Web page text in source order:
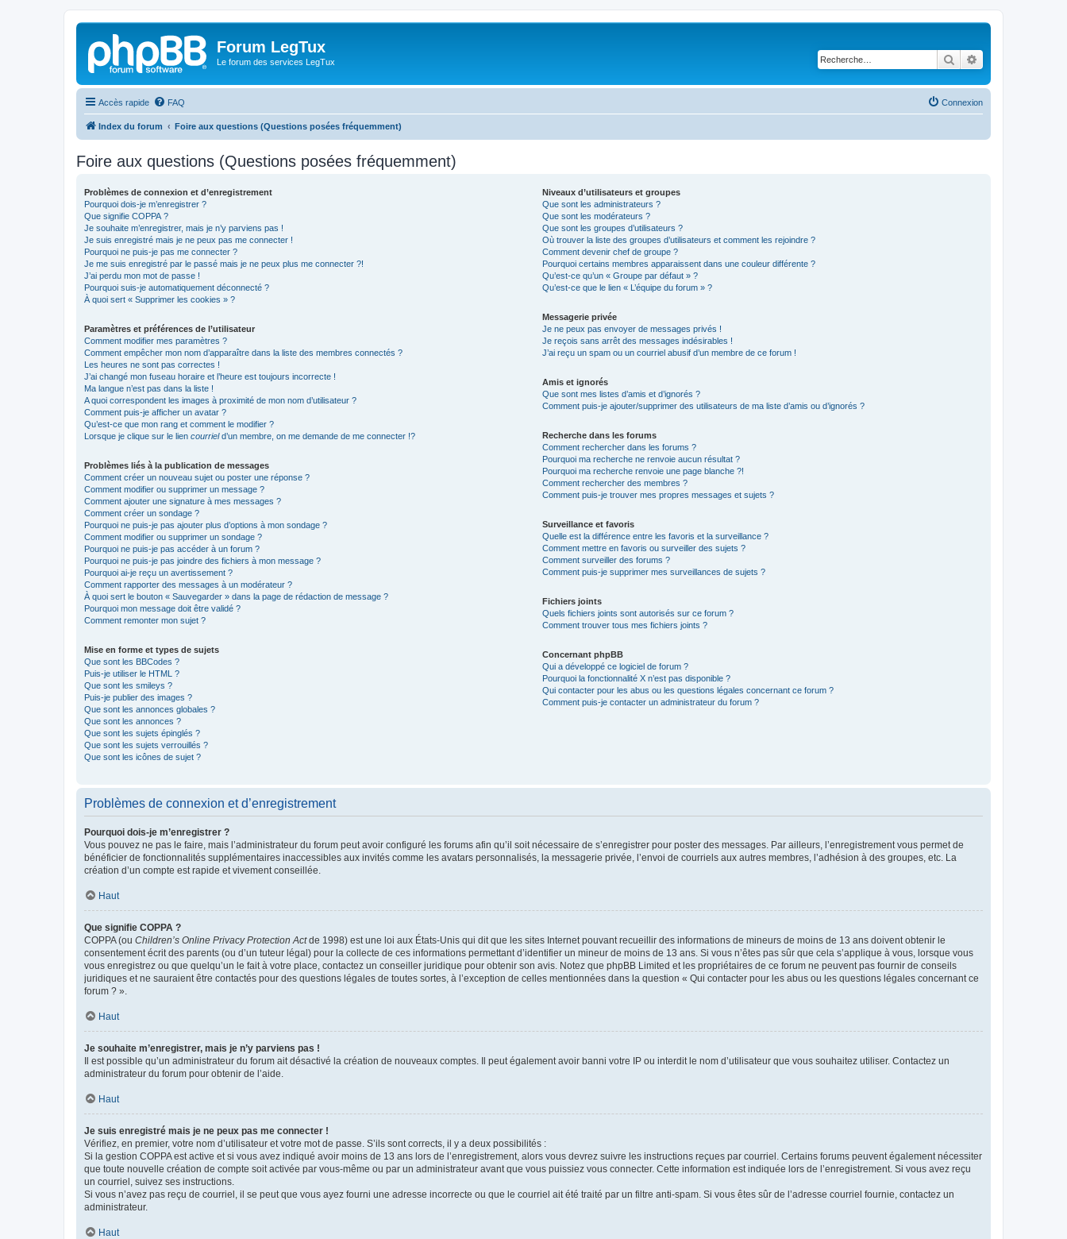
Forum LegTux
Le forum des services LegTux Rechercher
Accès rapide FAQ Connexion
Index du forum Foire aux questions (Questions posées fréquemment)
Foire aux questions (Questions posées fréquemment)
Problèmes de connexion et d’enregistrement
Pourquoi dois-je m’enregistrer ?
Que signifie COPPA ?
Je souhaite m’enregistrer, mais je n’y parviens pas !
Je suis enregistré mais je ne peux pas me connecter !
Pourquoi ne puis-je pas me connecter ?
Je me suis enregistré par le passé mais je ne peux plus me connecter ?!
J’ai perdu mon mot de passe !
Pourquoi suis-je automatiquement déconnecté ?
À quoi sert « Supprimer les cookies » ?
Paramètres et préférences de l’utilisateur
Comment modifier mes paramètres ?
Comment empêcher mon nom d’apparaître dans la liste des membres connectés ?
Les heures ne sont pas correctes !
J’ai changé mon fuseau horaire et l’heure est toujours incorrecte !
Ma langue n’est pas dans la liste !
A quoi correspondent les images à proximité de mon nom d’utilisateur ?
Comment puis-je afficher un avatar ?
Qu’est-ce que mon rang et comment le modifier ?
Lorsque je clique sur le lien courrield’un membre, on me demande de me connecter !?
Problèmes liés à la publication de messages
Comment créer un nouveau sujet ou poster une réponse ?
Comment modifier ou supprimer un message ?
Comment ajouter une signature à mes messages ?
Comment créer un sondage ?
Pourquoi ne puis-je pas ajouter plus d’options à mon sondage ?
Comment modifier ou supprimer un sondage ?
Pourquoi ne puis-je pas accéder à un forum ?
Pourquoi ne puis-je pas joindre des fichiers à mon message ?
Pourquoi ai-je reçu un avertissement ?
Comment rapporter des messages à un modérateur ?
À quoi sert le bouton « Sauvegarder » dans la page de rédaction de message ?
Pourquoi mon message doit être validé ?
Comment remonter mon sujet ?
Mise en forme et types de sujets
Que sont les BBCodes ?
Puis-je utiliser le HTML ?
Que sont les smileys ?
Puis-je publier des images ?
Que sont les annonces globales ?
Que sont les annonces ?
Que sont les sujets épinglés ?
Que sont les sujets verrouillés ?
Que sont les icônes de sujet ?
Niveaux d’utilisateurs et groupes
Que sont les administrateurs ?
Que sont les modérateurs ?
Que sont les groupes d’utilisateurs ?
Où trouver la liste des groupes d’utilisateurs et comment les rejoindre ?
Comment devenir chef de groupe ?
Pourquoi certains membres apparaissent dans une couleur différente ?
Qu’est-ce qu’un « Groupe par défaut » ?
Qu’est-ce que le lien « L’équipe du forum » ?
Messagerie privée
Je ne peux pas envoyer de messages privés !
Je reçois sans arrêt des messages indésirables !
J’ai reçu un spam ou un courriel abusif d’un membre de ce forum !
Amis et ignorés
Que sont mes listes d’amis et d’ignorés ?
Comment puis-je ajouter/supprimer des utilisateurs de ma liste d’amis ou d’ignorés ?
Recherche dans les forums
Comment rechercher dans les forums ?
Pourquoi ma recherche ne renvoie aucun résultat ?
Pourquoi ma recherche renvoie une page blanche ?!
Comment rechercher des membres ?
Comment puis-je trouver mes propres messages et sujets ?
Surveillance et favoris
Quelle est la différence entre les favoris et la surveillance ?
Comment mettre en favoris ou surveiller des sujets ?
Comment surveiller des forums ?
Comment puis-je supprimer mes surveillances de sujets ?
Fichiers joints
Quels fichiers joints sont autorisés sur ce forum ?
Comment trouver tous mes fichiers joints ?
Concernant phpBB
Qui a développé ce logiciel de forum ?
Pourquoi la fonctionnalité X n’est pas disponible ?
Qui contacter pour les abus ou les questions légales concernant ce forum ?
Comment puis-je contacter un administrateur du forum ?
Problèmes de connexion et d’enregistrement
Pourquoi dois-je m’enregistrer ?
Vous pouvez ne pas le faire, mais l’administrateur du forum peut avoir configuré les forums afin qu’il soit nécessaire de s’enregistrer pour poster des messages. Par ailleurs, l’enregistrement vous permet de
bénéficier de fonctionnalités supplémentaires inaccessibles aux invités comme les avatars personnalisés, la messagerie privée, l’envoi de courriels aux autres membres, l’adhésion à des groupes, etc. La
création d’un compte est rapide et vivement conseillée.
Haut
Que signifie COPPA ?
COPPA (ou Children’s Online Privacy Protection Actde 1998) est une loi aux États-Unis qui dit que les sites Internet pouvant recueillir des informations de mineurs de moins de 13 ans doivent obtenir le
consentement écrit des parents (ou d’un tuteur légal) pour la collecte de ces informations permettant d’identifier un mineur de moins de 13 ans. Si vous n’êtes pas sûr que cela s’applique à vous, lorsque vous
vous enregistrez ou que quelqu’un le fait à votre place, contactez un conseiller juridique pour obtenir son avis. Notez que phpBB Limited et les propriétaires de ce forum ne peuvent pas fournir de conseils
juridiques et ne sauraient être contactés pour des questions légales de toutes sortes, à l’exception de celles mentionnées dans la question « Qui contacter pour les abus ou les questions légales concernant ce
forum ? ».
Haut
Je souhaite m’enregistrer, mais je n’y parviens pas !
Il est possible qu’un administrateur du forum ait désactivé la création de nouveaux comptes. Il peut également avoir banni votre IP ou interdit le nom d’utilisateur que vous souhaitez utiliser. Contactez un
administrateur du forum pour obtenir de l’aide.
Haut
Je suis enregistré mais je ne peux pas me connecter !
Vérifiez, en premier, votre nom d’utilisateur et votre mot de passe. S’ils sont corrects, il y a deux possibilités :
Si la gestion COPPA est active et si vous avez indiqué avoir moins de 13 ans lors de l’enregistrement, alors vous devrez suivre les instructions reçues par courriel. Certains forums peuvent également nécessiter
que toute nouvelle création de compte soit activée par vous-même ou par un administrateur avant que vous puissiez vous connecter. Cette information est indiquée lors de l’enregistrement. Si vous avez reçu
un courriel, suivez ses instructions.
Si vous n’avez pas reçu de courriel, il se peut que vous ayez fourni une adresse incorrecte ou que le courriel ait été traité par un filtre anti-spam. Si vous êtes sûr de l’adresse courriel fournie, contactez un
administrateur.
Haut